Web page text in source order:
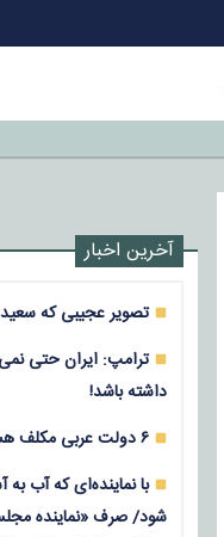
آخرین اخبار
تصویر عجیبی که
ترامپ: ایران حتی
داشته باشد!
۶ دولت عربی مکلف هستند خسارات ایران را جبران کنند
با نماینده‌ای که آب
شود/ صرف «نماینده